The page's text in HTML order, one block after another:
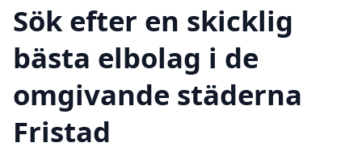
Sök efter en skicklig
bästa elbolag i de
omgivande städerna
Fristad